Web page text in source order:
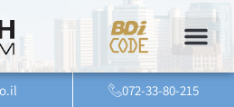
072-33-80-215